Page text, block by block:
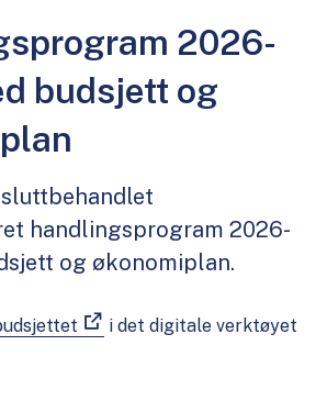
2026-
budsjett og
sluttbehandlet
handlingsprogram 2026-
og økonomiplan.
i det digitale verktøyet